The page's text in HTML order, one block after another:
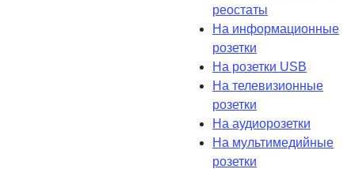
реостаты
На информационные
розетки
На розетки USB
На телевизионные
розетки
На аудиорозетки
На мультимедийные
розетки